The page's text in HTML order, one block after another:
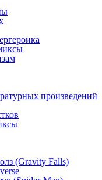
произведений
(Gravity Falls)